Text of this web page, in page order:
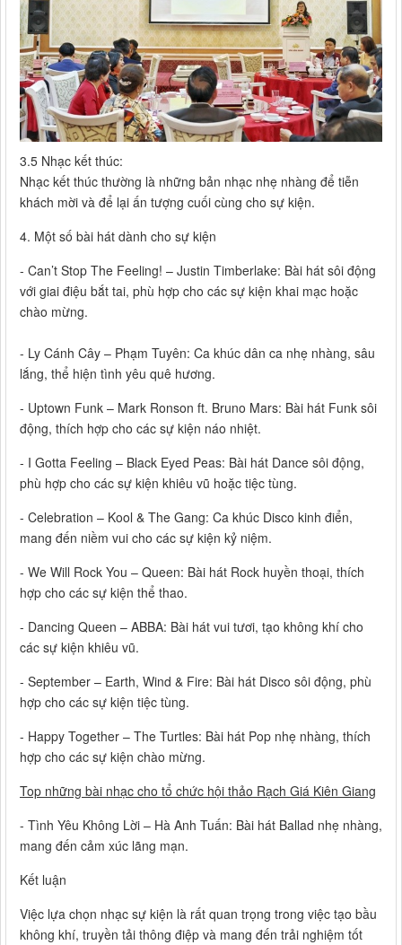
3.5 Nhạc kết thúc:
Nhạc kết thúc thường là những bản nhạc nhẹ nhàng để tiễn
khách mời và để lại ấn tượng cuối cùng cho sự kiện.
4. Một số bài hát dành cho sự kiện
- Can’t Stop The Feeling! – Justin Timberlake: Bài hát sôi động
với giai điệu bắt tai, phù hợp cho các sự kiện khai mạc hoặc
chào mừng.
- Ly Cánh Cây – Phạm Tuyên: Ca khúc dân ca nhẹ nhàng, sâu
lắng, thể hiện tình yêu quê hương.
- Uptown Funk – Mark Ronson ft. Bruno Mars: Bài hát Funk sôi
động, thích hợp cho các sự kiện náo nhiệt.
- I Gotta Feeling – Black Eyed Peas: Bài hát Dance sôi động,
phù hợp cho các sự kiện khiêu vũ hoặc tiệc tùng.
- Celebration – Kool & The Gang: Ca khúc Disco kinh điển,
mang đến niềm vui cho các sự kiện kỷ niệm.
- We Will Rock You – Queen: Bài hát Rock huyền thoại, thích
hợp cho các sự kiện thể thao.
- Dancing Queen – ABBA: Bài hát vui tươi, tạo không khí cho
các sự kiện khiêu vũ.
- September – Earth, Wind & Fire: Bài hát Disco sôi động, phù
hợp cho các sự kiện tiệc tùng.
- Happy Together – The Turtles: Bài hát Pop nhẹ nhàng, thích
hợp cho các sự kiện chào mừng.
Top những bài nhạc cho tổ chức hội thảo Rạch Giá Kiên Giang
- Tình Yêu Không Lời – Hà Anh Tuấn: Bài hát Ballad nhẹ nhàng,
mang đến cảm xúc lãng mạn.
Kết luận
Việc lựa chọn nhạc sự kiện là rất quan trọng trong việc tạo bầu
không khí, truyền tải thông điệp và mang đến trải nghiệm tốt